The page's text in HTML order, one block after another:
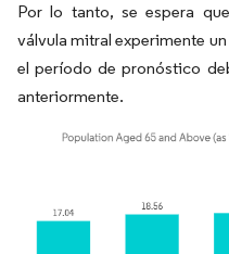
Por lo tanto, se espera
válvula mitral experimente
el período de pronóstico
anteriormente.